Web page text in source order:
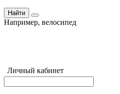
Найти
Например, велосипед
Личный кабинет